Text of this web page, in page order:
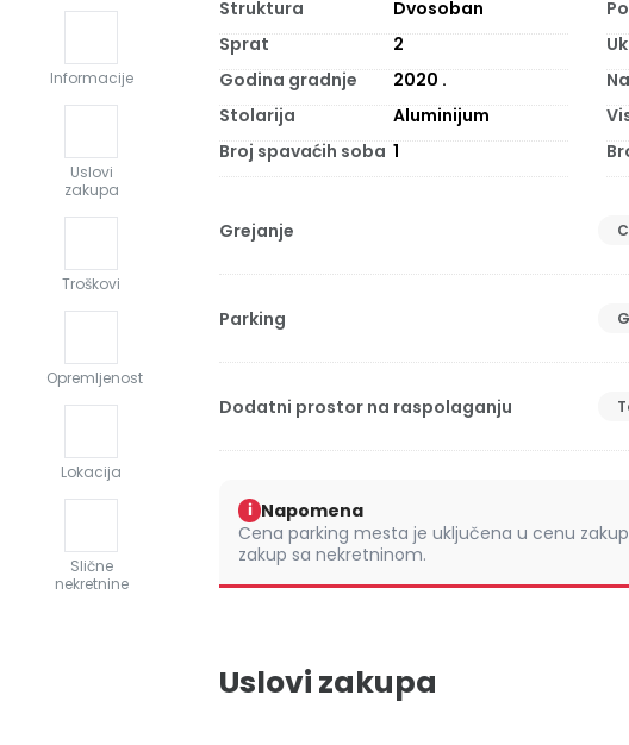
Informacije
Uslovi
zakupa
Troškovi
Opremljenost
Lokacija
Slične
nekretnine
Struktura Dvosoban
Sprat
2
Godina gradnje
2020 .
Stolarija
Aluminijum
Broj spavaćih soba 1
Grejanje
Parking
Dodatni prostor na raspolaganju
i Napomena
Cena parking mesta je uključena u cenu
zakup sa nekretninom.
Uslovi zakupa